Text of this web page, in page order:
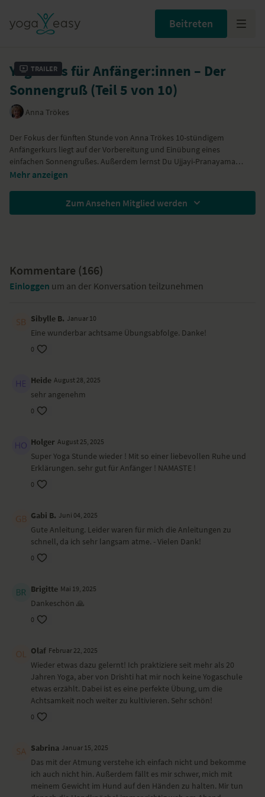
Beitreten
Trailer
Yogakurs für Anfänger:innen – Der
Sonnengruß (Teil 5 von 10)
Anna Trökes
Der Fokus der fünften Stunde von Anna Trökes 10-stündigem
Anfängerkurs liegt auf der Vorbereitung und Einübung eines
einfachen Sonnengrußes. Außerdem lernst Du Ujjayi-Pranayama
(Atmung mit Reibelaut) kennen und anzuwenden. Der Blickfokus
Die Stunden wirkt erfrischend und vitalisierend. Durch die vielen
stabilisiert und regeneriert.
Folgende Haltungen kommen während der Stunde vor:
Mehr anzeigen
Zum Ansehen Mitglied werden
Kommentare (166)
Einloggen um an der Konversation teilzunehmen
Sibylle B. Januar 10
Eine wunderbar achtsame Übungsabfolge. Danke!
0
Heide August 28, 2025
sehr angenehm
0
Holger August 25, 2025
Super Yoga Stunde wieder ! Mit so einer liebevollen Ruhe und
Erklärungen. sehr gut für Anfänger ! NAMASTE !
0
Gabi B. Juni 04, 2025
Gute Anleitung. Leider waren für mich die Anleitungen zu
schnell, da ich sehr langsam atme. - Vielen Dank!
0
Brigitte Mai 19, 2025
Dankeschön 🙏
0
Olaf Februar 22, 2025
Wieder etwas dazu gelernt! Ich praktiziere seit mehr als 20
Jahren Yoga, aber von Drishti hat mir noch keine Yogaschule
etwas erzählt. Dabei ist es eine perfekte Übung, um die
Achtsamkeit noch weiter zu kultivieren. Sehr schön!
0
Sabrina Januar 15, 2025
Das mit der Atmung verstehe ich einfach nicht und bekomme
ich auch nicht hin. Außerdem fällt es mir schwer, mich mit
meinem Gewicht im Hund auf den Händen zu halten. Mir tun